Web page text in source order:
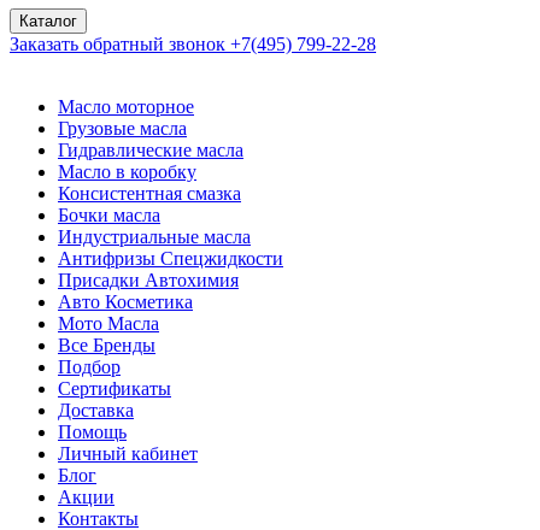
Каталог
Заказать обратный звонок +7(495) 799-22-28
Масло моторное
Грузовые масла
Гидравлические масла
Масло в коробку
Консистентная смазка
Бочки масла
Индустриальные масла
Антифризы Спецжидкости
Присадки Автохимия
Авто Косметика
Мото Масла
Все Бренды
Подбор
Сертификаты
Доставка
Помощь
Личный кабинет
Блог
Акции
Контакты